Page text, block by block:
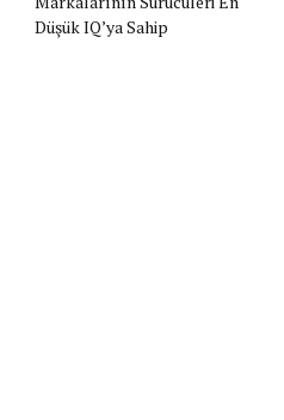
Düşük IQ’ya Sahip